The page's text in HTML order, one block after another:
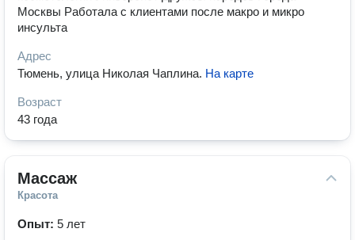
Москвы Работала с клиентами после макро и микро
инсульта
Адрес
Тюмень, улица Николая Чаплина. На карте
Возраст
43 года
Массаж
Красота
Опыт: 5 лет